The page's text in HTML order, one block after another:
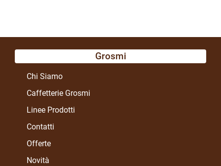
Grosmi
Chi Siamo
Caffetterie Grosmi
Linee Prodotti
Contatti
Offerte
Novità